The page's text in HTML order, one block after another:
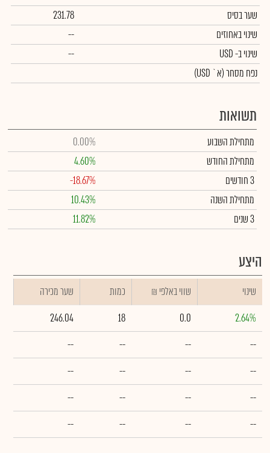
שער בסיס
231.78
שינוי באחוזים
--
שינויב- USD
--
נפח מסחר(א` USD)
תשואות
מתחילת השבוע
0.00%
מתחילת החודש
4.60%
3 חודשים
-18.67%
מתחילת השנה
10.43%
3 שנים
11.82%
היצע
שינוי ₪ שווי באלפי כמות
שער מכירה
2.64%
0.0
18
246.04
--
--
--
--
--
--
--
--
--
--
--
--
--
--
--
--